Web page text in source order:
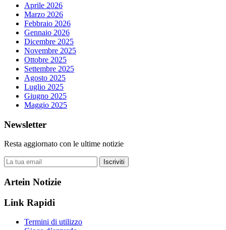
Aprile 2026
Marzo 2026
Febbraio 2026
Gennaio 2026
Dicembre 2025
Novembre 2025
Ottobre 2025
Settembre 2025
Agosto 2025
Luglio 2025
Giugno 2025
Maggio 2025
Newsletter
Resta aggiornato con le ultime notizie
Iscriviti
Artein Notizie
Link Rapidi
Termini di utilizzo